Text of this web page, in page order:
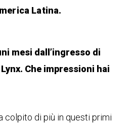
Latina.
mesi dall’ingresso di
Che impressioni hai
colpito di più in questi primi